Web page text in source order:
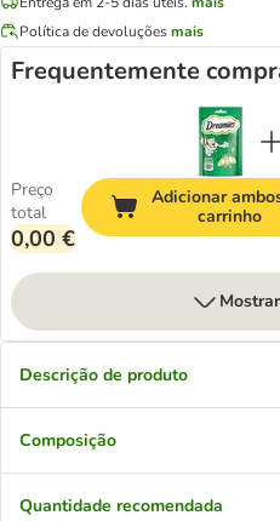
Política de devoluçõesmais
Frequentemente
Preço
total
0,00 €
Adicionar
carrinho
Descrição de produto
Composição
Quantidade recomendada